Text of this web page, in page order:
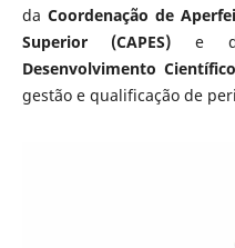
da Coordenação de
Superior (CAPES) e
Desenvolvimento
gestão e qualificação de